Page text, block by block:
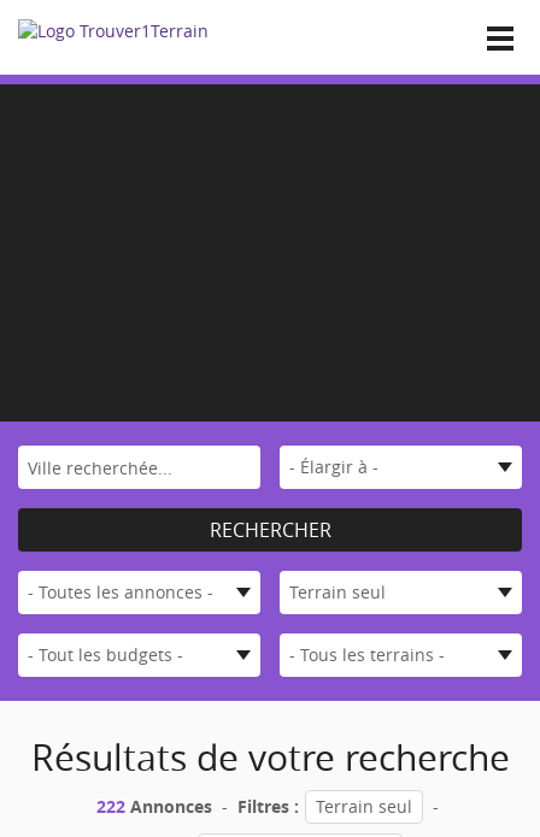
- Élargir à -
RECHERCHER
- Toutes les annonces - Terrain seul
- Tout les budgets - - Tous les terrains -
Résultats de votre recherche
222 Annonces - Filtres : Terrain seul
-